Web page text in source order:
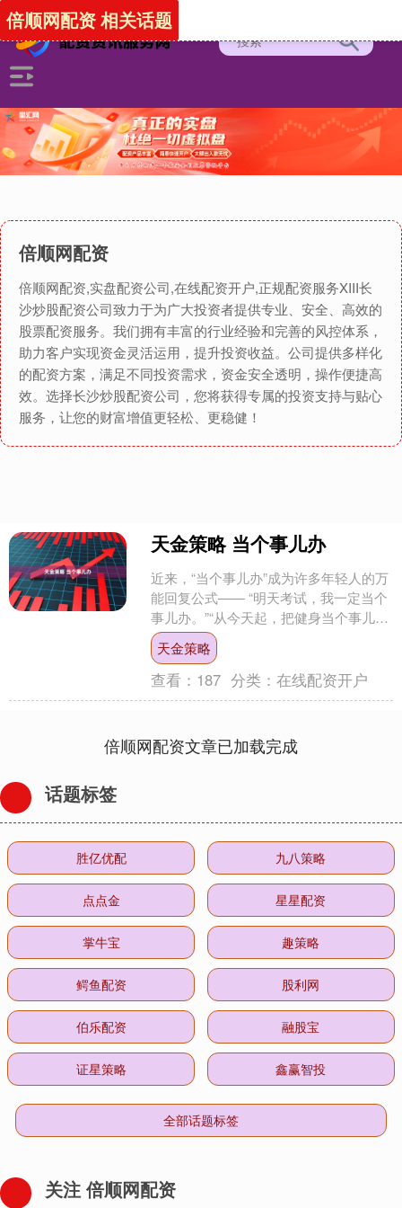
倍顺网配资
倍顺网配资,实盘配资公司,在线配资开户,正规配资服务XIII‌长
沙炒股配资公司致力于为广大投资者提供专业、安全、高效的
股票配资服务。我们拥有丰富的行业经验和完善的风控体系，
助力客户实现资金灵活运用，提升投资收益。公司提供多样化
的配资方案，满足不同投资需求，资金安全透明，操作便捷高
效。选择长沙炒股配资公司，您将获得专属的投资支持与贴心
服务，让您的财富增值更轻松、更稳健！
倍顺网配资 相关话题
天金策略 当个事儿办
近来，“当个事儿办”成为许多年轻人的万
能回复公式—— “明天考试，我一定当个
事儿办。”“从今天起，把健身当个事儿
办。”“用AI把猫训练成宇航员？行，我把
这当个事....
天金策略
查看： 187 分类：在线配资开户
倍顺网配资文章已加载完成
话题标签
胜亿优配 九八策略
点点金 星星配资
掌牛宝 趣策略
鳄鱼配资 股利网
伯乐配资 融股宝
证星策略 鑫赢智投
全部话题标签
关注 倍顺网配资